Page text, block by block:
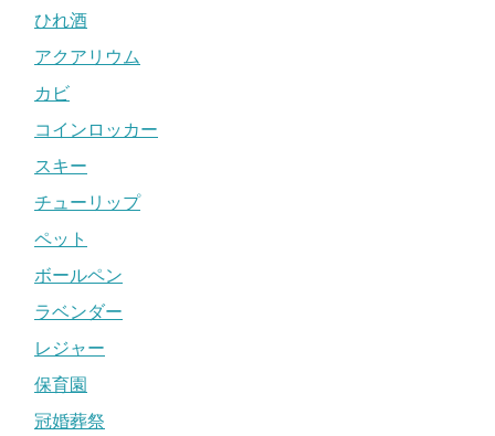
ひれ酒
アクアリウム
カビ
コインロッカー
スキー
チューリップ
ペット
ボールペン
ラベンダー
レジャー
保育園
冠婚葬祭